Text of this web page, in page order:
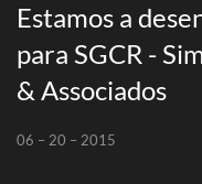
Estamos a
para SGCR -
& Associados
06 – 20 – 2015